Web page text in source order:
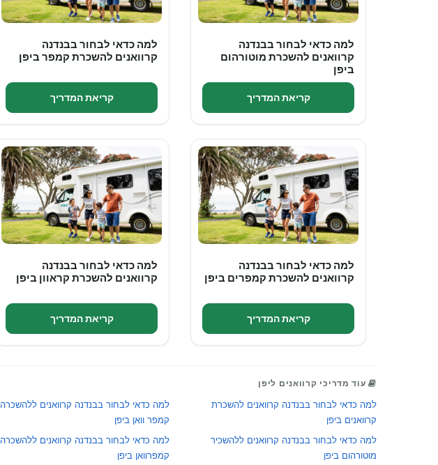
למה כדאי לבחור בבנדנה
קרוואנים להשכרת מוטורהום
ביפן
קריאת המדריך
למה כדאי לבחור בבנדנה
קרוואנים להשכרת קמפר ביפן
קריאת המדריך
למה כדאי לבחור בבנדנה
קרוואנים להשכרת קמפרים ביפן
קריאת המדריך
למה כדאי לבחור בבנדנה
קרוואנים להשכרת קראוון ביפן
קריאת המדריך
עוד מדריכי קרוואנים ליפן
למה כדאי לבחור בבנדנה קרוואנים להשכרת
קרוואנים ביפן
למה כדאי לבחור בבנדנה קרוואנים ללהשכיר
מוטורהום ביפן
למה כדאי לבחור בבנדנה קרוואנים ללהשכרה
קמפר וואן ביפן
למה כדאי לבחור בבנדנה קרוואנים ללהשכרה
קמפרוואן ביפן